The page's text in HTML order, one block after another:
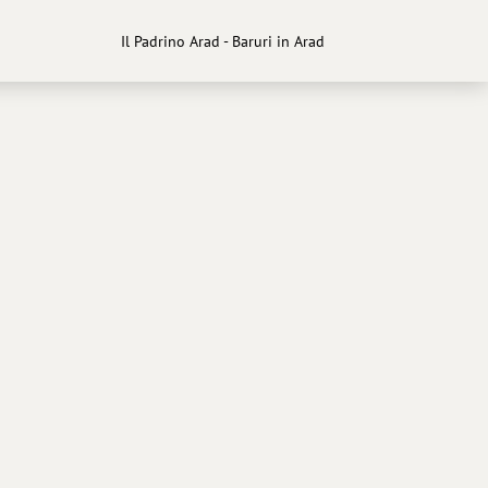
Il Padrino Arad - Baruri in Arad